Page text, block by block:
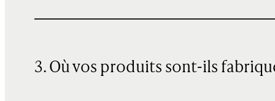
3. Où vos produits sont-ils